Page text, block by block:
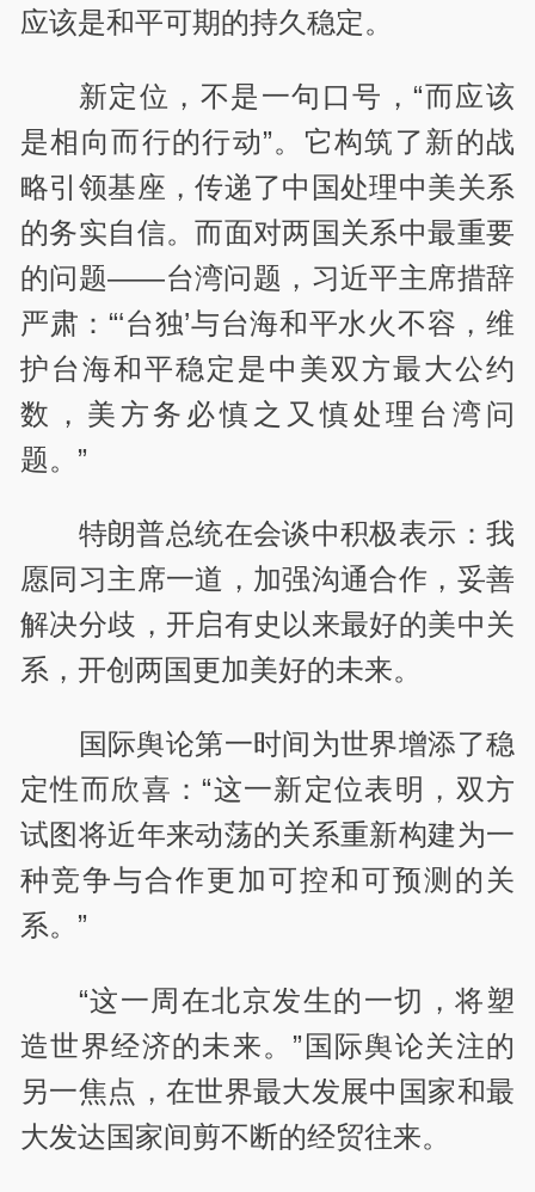
应该是和平可期的持久稳定。
新定位，不是一句口号，“而应该
是相向而行的行动”。它构筑了新的战
略引领基座，传递了中国处理中美关系
的务实自信。而面对两国关系中最重要
的问题——台湾问题，习近平主席措辞
严肃：“‘台独’与台海和平水火不容，维
护台海和平稳定是中美双方最大公约
数，美方务必慎之又慎处理台湾问
题。”
特朗普总统在会谈中积极表示：我
愿同习主席一道，加强沟通合作，妥善
解决分歧，开启有史以来最好的美中关
系，开创两国更加美好的未来。
国际舆论第一时间为世界增添了稳
定性而欣喜：“这一新定位表明，双方
试图将近年来动荡的关系重新构建为一
种竞争与合作更加可控和可预测的关
系。”
“这一周在北京发生的一切，将塑
造世界经济的未来。”国际舆论关注的
另一焦点，在世界最大发展中国家和最
大发达国家间剪不断的经贸往来。